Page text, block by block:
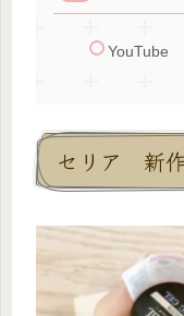
YouTube
セリア 新